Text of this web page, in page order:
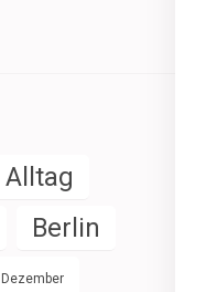
Alltag
Berlin
Dezember